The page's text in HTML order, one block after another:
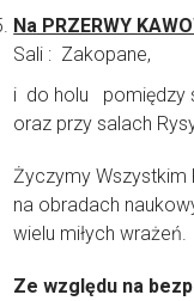
Na PRZERWY
Sali : Zakopane,
i do holu pomiędzy
oraz przy salach
Życzymy
na obradach
wielu miłych wrażeń.
Ze względu na